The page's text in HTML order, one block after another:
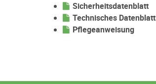
Sicherheitsdatenblatt
Technisches Datenblatt
Pflegeanweisung